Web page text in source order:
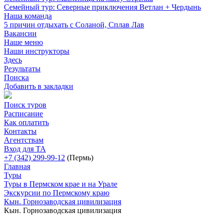
Семейный тур: Северные приключения Ветлан + Чердынь
Наша команда
5 причин отдыхать с Соланой, Сплав Лав
Вакансии
Наше меню
Наши инструкторы
Здесь
Результаты
Поиска
Добавить в закладки
Поиск туров
Расписание
Как оплатить
Контакты
Агентствам
Вход для ТА
+7 (342) 299-99-12 (Пермь)
Главная
Туры
Туры в Пермском крае и на Урале
Экскурсии по Пермскому краю
Кын. Горнозаводская цивилизация
Кын. Горнозаводская цивилизация